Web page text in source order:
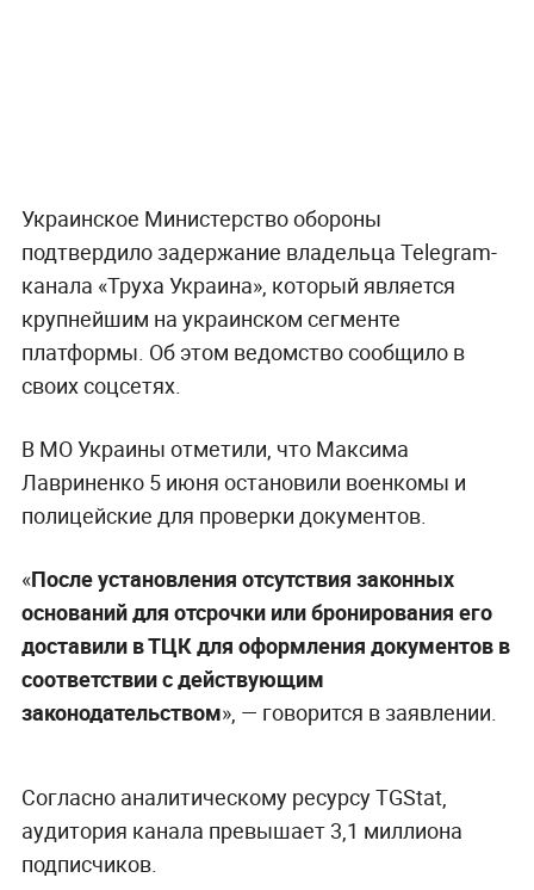
Украинское Министерство обороны
подтвердило задержание владельца Telegram-
канала «Труха Украина», который является
крупнейшим на украинском сегменте
платформы. Об этом ведомство сообщило в
своих соцсетях.
В МО Украины отметили, что Максима
Лавриненко 5 июня остановили военкомы и
полицейские для проверки документов.
«После установления отсутствия законных
оснований для отсрочки или бронирования его
доставили в ТЦК для оформления документов в
соответствии с действующим
законодательством», — говорится в заявлении.
Согласно аналитическому ресурсу TGStat,
аудитория канала превышает 3,1 миллиона
подписчиков.